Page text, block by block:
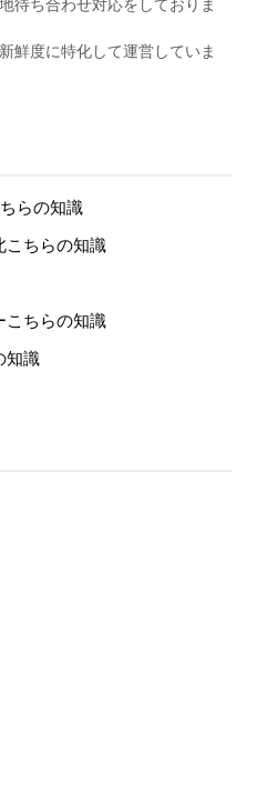
待ち合わせ対応をしておりま
鮮度に特化して運営していま
らの知識
こちらの知識
こちらの知識
知識